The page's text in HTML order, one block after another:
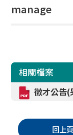
manage
相關檔案
徵才公告(
回上頁